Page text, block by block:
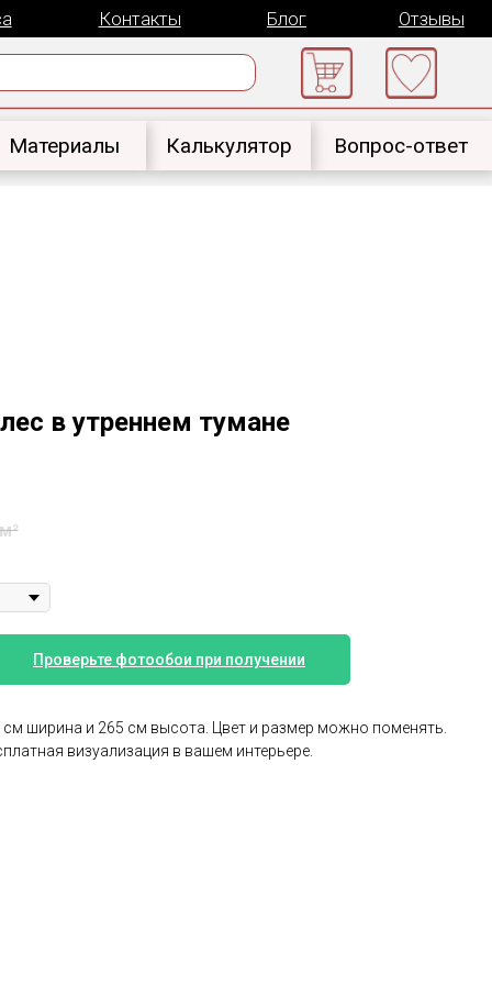
Блог Отзывы
в утреннем тумане
Проверьте фотообои при получении
ширина и 265 см высота. Цвет и размер можно поменять.
визуализация в вашем интерьере.